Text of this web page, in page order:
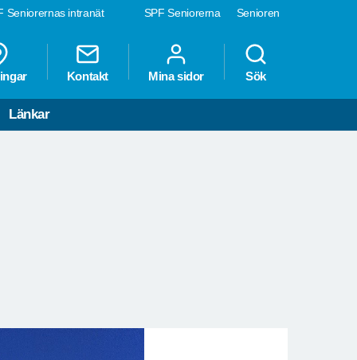
SPF Seniorerna Senioren
Seniorernas intranät
Kontakt Mina sidor Sök
Länkar